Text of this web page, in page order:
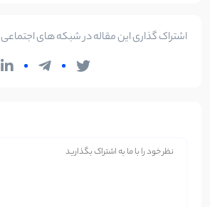
اشتراک گذاری این مقاله در شبکه های اجتماعی